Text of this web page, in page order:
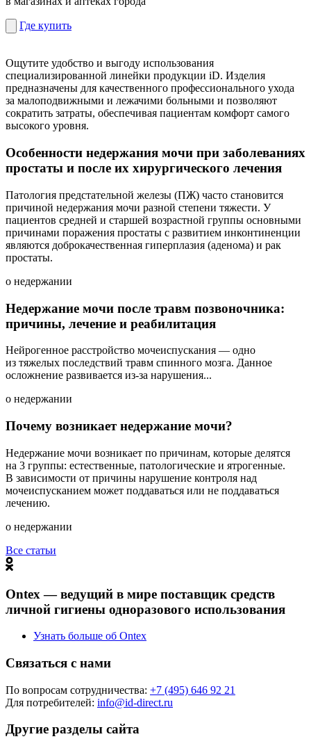
Где купить
Ощутите удобство и выгоду использования
специализированной линейки продукции iD. Изделия
предназначены для качественного профессионального ухода
за малоподвижными и лежачими больными и позволяют
сократить затраты, обеспечивая пациентам комфорт самого
высокого уровня.
Особенности недержания мочи при заболеваниях
простаты и после их хирургического лечения
Патология предстательной железы (ПЖ) часто становится
причиной недержания мочи разной степени тяжести. У
пациентов средней и старшей возрастной группы основными
причинами поражения простаты с развитием инконтиненции
являются доброкачественная гиперплазия (аденома) и рак
простаты.
о недержании
Недержание мочи после травм позвоночника:
причины, лечение и реабилитация
Нейрогенное расстройство мочеиспускания — одно
из тяжелых последствий травм спинного мозга. Данное
осложнение развивается из-за нарушения...
о недержании
Почему возникает недержание мочи?
Недержание мочи возникает по причинам, которые делятся
на 3 группы: естественные, патологические и ятрогенные.
В зависимости от причины нарушение контроля над
мочеиспусканием может поддаваться или не поддаваться
лечению.
о недержании
Все статьи
Ontex — ведущий в мире поставщик средств
личной гигиены одноразового использования
Узнать больше об Ontex
Связаться с нами
По вопросам сотрудничества: +7 (495) 646 92 21
Для потребителей: info@id-direct.ru
Другие разделы сайта